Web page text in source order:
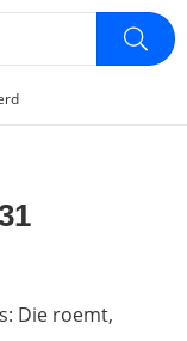
Die roemt,